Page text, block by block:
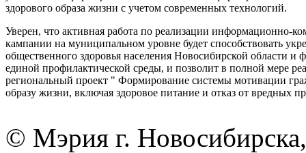
здорового образа жизни с учетом современных технологий.
Уверен, что активная работа по реализации информационно-
кампании на муниципальном уровне будет способствовать
общественного здоровья населения Новосибирской области и
единой профилактической среды, и позволит в полной мере
региональный проект " Формирование системы мотивации
образу жизни, включая здоровое питание и отказ от вредных
© Мэрия г.